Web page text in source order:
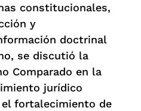
constitucionales,
y
doctrinal
se discutió la
Comparado en la
jurídico
fortalecimiento de